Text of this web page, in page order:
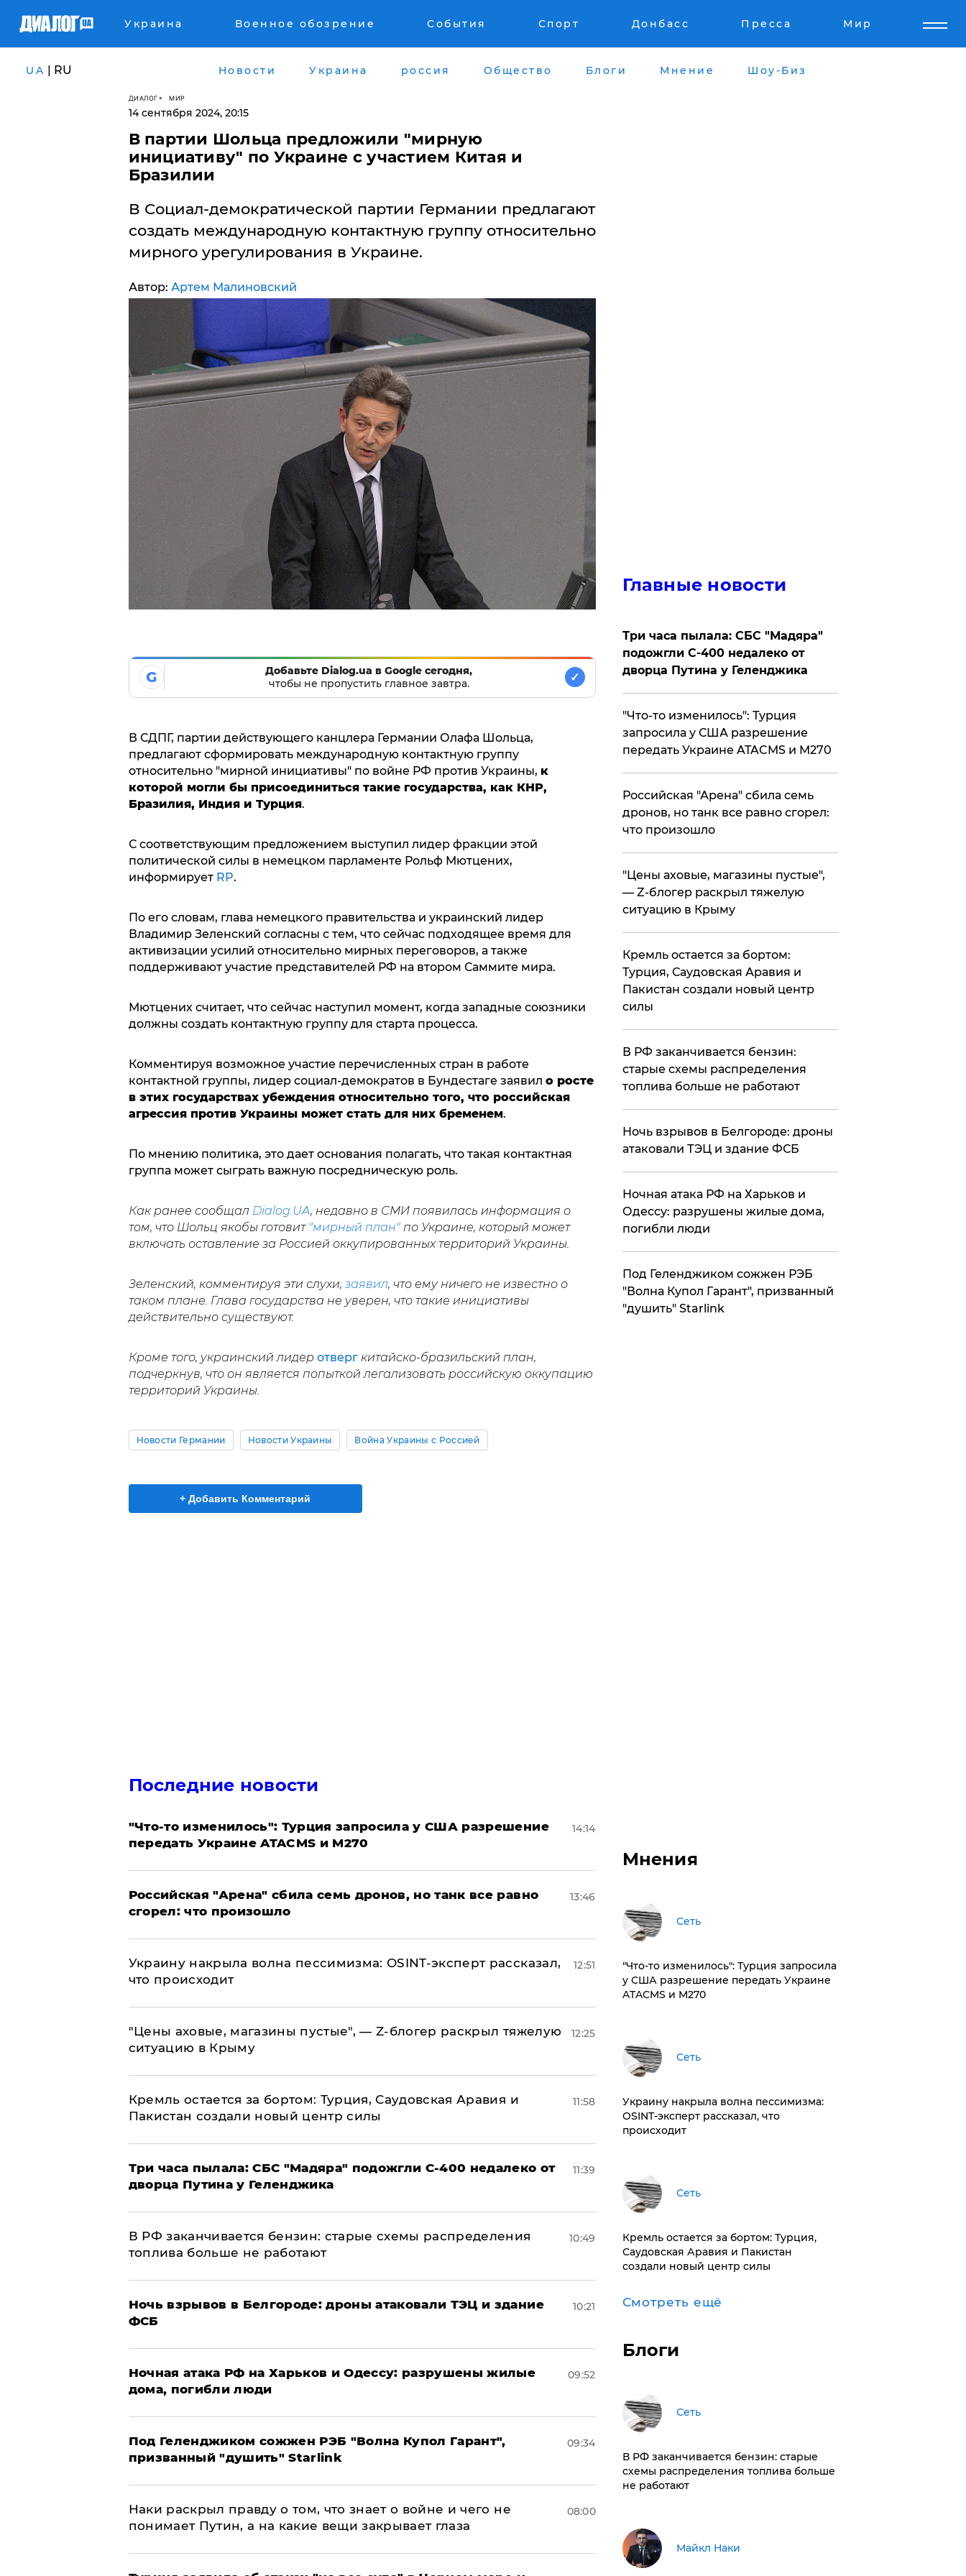
Украина Военное обозрение События Спорт Донбасс Пресса Мир
UA | RU Новости Украина россия Общество Блоги Мнение Шоу-Биз
ДИАЛОГ МИР
14 сентября 2024, 20:15
В партии Шольца предложили "мирную
инициативу" по Украине с участием Китая и
Бразилии
В Социал-демократической партии Германии предлагают
создать международную контактную группу относительно
мирного урегулирования в Украине.
Автор: Артем Малиновский
G
Добавьте Dialog.ua в Google сегодня,
чтобы не пропустить главное завтра.
✓
В СДПГ, партии действующего канцлера Германии Олафа Шольца,
предлагают сформировать международную контактную группу
относительно "мирной инициативы" по войне РФ против Украины, к
которой могли бы присоединиться такие государства, как КНР,
Бразилия, Индия и Турция.
С соответствующим предложением выступил лидер фракции этой
политической силы в немецком парламенте Рольф Мютцених,
информирует RP.
По его словам, глава немецкого правительства и украинский лидер
Владимир Зеленский согласны с тем, что сейчас подходящее время для
активизации усилий относительно мирных переговоров, а также
поддерживают участие представителей РФ на втором Саммите мира.
Мютцених считает, что сейчас наступил момент, когда западные союзники
должны создать контактную группу для старта процесса.
Комментируя возможное участие перечисленных стран в работе
контактной группы, лидер социал-демократов в Бундестаге заявил о росте
в этих государствах убеждения относительно того, что российская
агрессия против Украины может стать для них бременем.
По мнению политика, это дает основания полагать, что такая контактная
группа может сыграть важную посредническую роль.
Как ранее сообщал Dialog.UA, недавно в СМИ появилась информация о
том, что Шольц якобы готовит "мирный план"по Украине, который может
включать оставление за Россией оккупированных территорий Украины.
Зеленский, комментируя эти слухи, заявил, что ему ничего не известно о
таком плане. Глава государства не уверен, что такие инициативы
действительно существуют.
Кроме того, украинский лидер отвергкитайско-бразильский план,
подчеркнув, что он является попыткой легализовать российскую оккупацию
территорий Украины.
Новости Германии Новости Украины Война Украины с Россией
+ Добавить Комментарий
Последние новости
​"Что-то изменилось": Турция запросила у США разрешение
передать Украине ATACMS и M270
14:14
​Российская "Арена" сбила семь дронов, но танк все равно
сгорел: что произошло
13:46
​Украину накрыла волна пессимизма: OSINT-эксперт рассказал,
что происходит
12:51
​"Цены аховые, магазины пустые", — Z-блогер раскрыл тяжелую
ситуацию в Крыму
12:25
​Кремль остается за бортом: Турция, Саудовская Аравия и
Пакистан создали новый центр силы
11:58
Три часа пылала: СБС "Мадяра" подожгли С-400 недалеко от
дворца Путина у Геленджика
11:39
​В РФ заканчивается бензин: старые схемы распределения
топлива больше не работают
10:49
​Ночь взрывов в Белгороде: дроны атаковали ТЭЦ и здание
ФСБ
10:21
​Ночная атака РФ на Харьков и Одессу: разрушены жилые
дома, погибли люди
09:52
Под Геленджиком сожжен РЭБ "Волна Купол Гарант",
призванный "душить" Starlink
09:34
Наки раскрыл правду о том, что знает о войне и чего не
понимает Путин, а на какие вещи закрывает глаза
08:00
Главные новости
Три часа пылала: СБС "Мадяра"
подожгли С-400 недалеко от
дворца Путина у Геленджика
​"Что-то изменилось": Турция
запросила у США разрешение
передать Украине ATACMS и M270
​Российская "Арена" сбила семь
дронов, но танк все равно сгорел:
что произошло
​"Цены аховые, магазины пустые",
— Z-блогер раскрыл тяжелую
ситуацию в Крыму
​Кремль остается за бортом:
Турция, Саудовская Аравия и
Пакистан создали новый центр
силы
​В РФ заканчивается бензин:
старые схемы распределения
топлива больше не работают
​Ночь взрывов в Белгороде: дроны
атаковали ТЭЦ и здание ФСБ
​Ночная атака РФ на Харьков и
Одессу: разрушены жилые дома,
погибли люди
Под Геленджиком сожжен РЭБ
"Волна Купол Гарант", призванный
"душить" Starlink
Мнения
Сеть
​"Что-то изменилось": Турция запросила
у США разрешение передать Украине
ATACMS и M270
Сеть
​Украину накрыла волна пессимизма:
OSINT-эксперт рассказал, что
происходит
Сеть
​Кремль остается за бортом: Турция,
Саудовская Аравия и Пакистан
создали новый центр силы
Смотреть ещё
Блоги
Сеть
​В РФ заканчивается бензин: старые
схемы распределения топлива больше
не работают
Майкл Наки